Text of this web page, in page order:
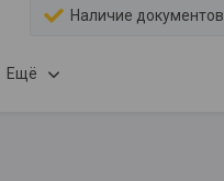
Наличие документов
Ещё